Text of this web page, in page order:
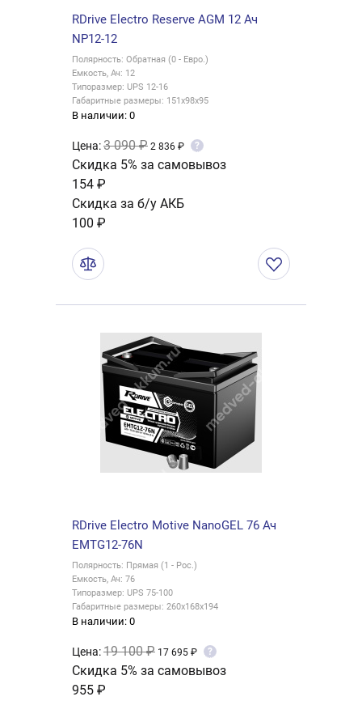
RDrive Electro Reserve AGM 12 Ач
NP12-12
Полярность: Обратная (0 - Евро.)
Емкость, Ач: 12
Типоразмер: UPS 12-16
Габаритные размеры: 151x98x95
В наличии: 0
Цена:3 090 ₽ 2 836 ₽ ?
Скидка 5% за самовывоз
154 ₽
Скидка за б/у АКБ
100 ₽
RDrive Electro Motive NanoGEL 76 Ач
EMTG12-76N
Полярность: Прямая (1 - Рос.)
Емкость, Ач: 76
Типоразмер: UPS 75-100
Габаритные размеры: 260x168x194
В наличии: 0
Цена:19 100 ₽ 17 695 ₽ ?
Скидка 5% за самовывоз
955 ₽